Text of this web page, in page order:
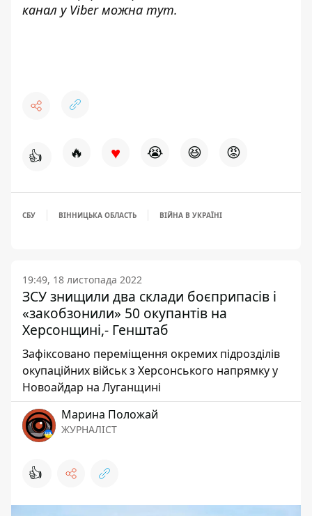
канал у Viber можна тут.
👍 🔥 ♥ 😭 😆 😡
СБУ ВІННИЦЬКА ОБЛАСТЬ ВІЙНА В УКРАЇНІ
19:49, 18 листопада 2022
ЗСУ знищили два склади боєприпасів і
«закобзонили» 50 окупантів на
Херсонщині,- Генштаб
Зафіксовано переміщення окремих підрозділів
окупаційних військ з Херсонського напрямку у
Новоайдар на Луганщині
Марина Положай
ЖУРНАЛІСТ
👍